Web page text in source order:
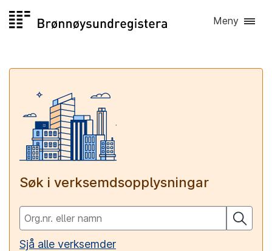
til
Meny
Brønnøysundregistera
Søk i verksemdsopplysningar
Sjå alle verksemder